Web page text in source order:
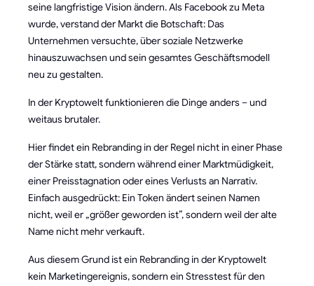
seine langfristige Vision ändern. Als Facebook zu Meta
wurde, verstand der Markt die Botschaft: Das
Unternehmen versuchte, über soziale Netzwerke
hinauszuwachsen und sein gesamtes Geschäftsmodell
neu zu gestalten.
In der Kryptowelt funktionieren die Dinge anders – und
weitaus brutaler.
Hier findet ein Rebranding in der Regel nicht in einer Phase
der Stärke statt, sondern während einer Marktmüdigkeit,
einer Preisstagnation oder eines Verlusts an Narrativ.
Einfach ausgedrückt: Ein Token ändert seinen Namen
nicht, weil er „größer geworden ist”, sondern weil der alte
Name nicht mehr verkauft.
Aus diesem Grund ist ein Rebranding in der Kryptowelt
kein Marketingereignis, sondern ein Stresstest für den